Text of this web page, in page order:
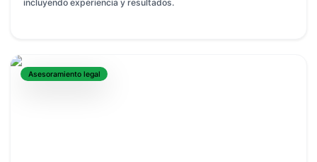
incluyendo experiencia y resultados.
Asesoramiento legal